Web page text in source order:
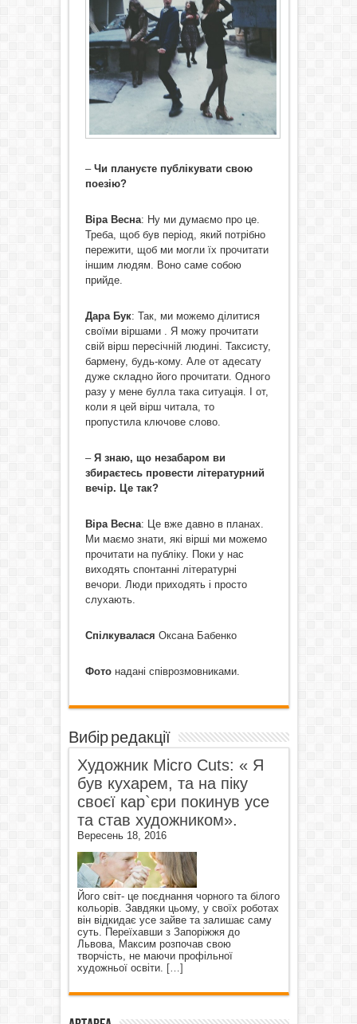
– Чи плануєте публікувати свою
поезію?
Віра Весна: Ну ми думаємо про це.
Треба, щоб був період, який потрібно
пережити, щоб ми могли їх прочитати
іншим людям. Воно саме собою
прийде.
Дара Бук: Так, ми можемо ділитися
своїми віршами . Я можу прочитати
свій вірш пересічній людині. Таксисту,
бармену, будь-кому. Але от адесату
дуже складно його прочитати. Одного
разу у мене булла така ситуація. І от,
коли я цей вірш читала, то
пропустила ключове слово.
– Я знаю, що незабаром ви
збираєтесь провести літературний
вечір. Це так?
Віра Весна: Це вже давно в планах.
Ми маємо знати, які вірші ми можемо
прочитати на публіку. Поки у нас
виходять спонтанні літературні
вечори. Люди приходять і просто
слухають.
Спілкувалася Оксана Бабенко
Фотонадані співрозмовниками.
Вибір редакції
Художник Micro Cuts: « Я
був кухарем, та на піку
своєї кар`єри покинув усе
та став художником».
Вересень 18, 2016
Його світ- це поєднання чорного та білого
кольорів. Завдяки цьому, у своїх роботах
він відкидає усе зайве та залишає саму
суть. Переїхавши з Запоріжжя до
Львова, Максим розпочав свою
творчість, не маючи профільної
художньої освіти. […]